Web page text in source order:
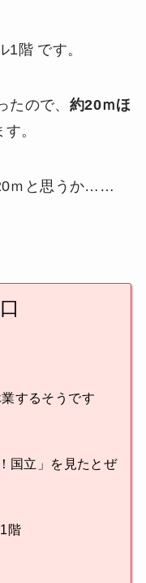
階 です。
ので、 約20ｍほ
。
ｍと思うか……
するそうです
国立」を見たとぜ
階